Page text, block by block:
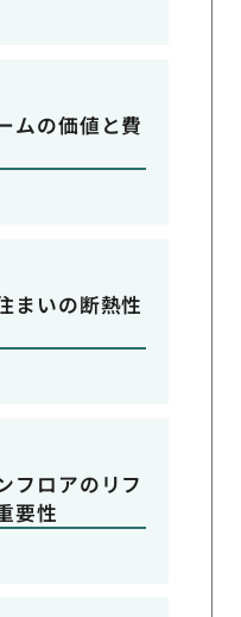
ムの価値と費
まいの断熱性
フロアのリフ
要性